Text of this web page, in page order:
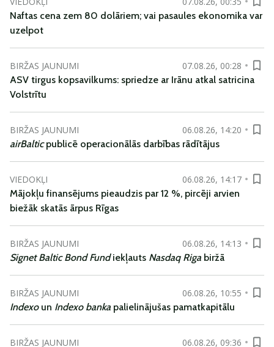
Naftas cena zem 80 dolāriem; vai pasaules ekonomika var
uzelpot
BIRŽAS JAUNUMI
07.08.26, 00:28
ASV tirgus kopsavilkums: spriedze ar Irānu atkal satricina
Volstrītu
BIRŽAS JAUNUMI
06.08.26, 14:20
airBalticpublicē operacionālās darbības rādītājus
VIEDOKĻI
06.08.26, 14:17
Mājokļu finansējums pieaudzis par 12 %, pircēji arvien
biežāk skatās ārpus Rīgas
BIRŽAS JAUNUMI
06.08.26, 14:13
Signet Baltic Bond Fundiekļauts Nasdaq Riga biržā
BIRŽAS JAUNUMI
06.08.26, 10:55
Indexoun Indexo banka palielinājušas pamatkapitālu
BIRŽAS JAUNUMI
06.08.26, 09:36